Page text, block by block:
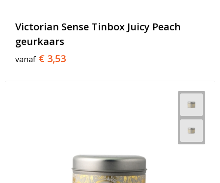
Victorian Sense Tinbox Juicy Peach
geurkaars
vanaf € 3,53